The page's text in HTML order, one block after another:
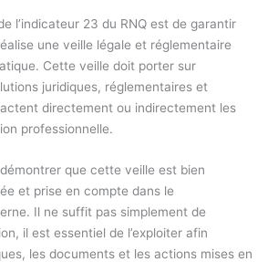
l’indicateur 23 du RNQ est de garantir
une veille légale et réglementaire
Cette veille doit porter sur
juridiques, réglementaires et
directement ou indirectement les
professionnelle.
que cette veille est bien
et prise en compte dans le
Il ne suffit pas simplement de
il est essentiel de l’exploiter afin
les documents et les actions mises en